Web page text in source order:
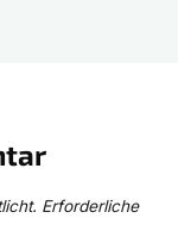
Erforderliche